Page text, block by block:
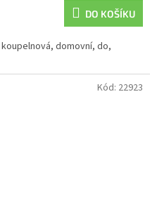
DO KOŠÍKU
domovní, do,
Kód: 22923